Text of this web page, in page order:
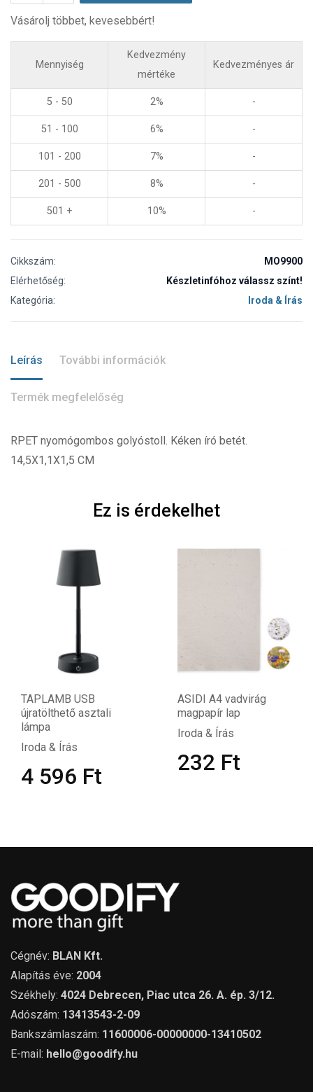
Vásárolj többet, kevesebbért!
Mennyiség
Kedvezmény
mértéke
Kedvezményes ár
5 - 50 2% -
51 - 100 6% -
101 - 200 7% -
201 - 500 8% -
501 + 10% -
Cikkszám:
MO9900
Elérhetőség:
Készletinfóhoz válassz színt!
Kategória:
Iroda & Írás
Leírás További információk
Termék megfelelőség
RPET nyomógombos golyóstoll. Kéken író betét.
14,5X1,1X1,5 CM
Ez is érdekelhet
TAPLAMB USB
újratölthető asztali
lámpa
Iroda & Írás
4 596 Ft
ASIDI A4 vadvirág
magpapír lap
Iroda & Írás
232 Ft
Cégnév: BLAN Kft.
Alapítás éve: 2004
Székhely: 4024 Debrecen, Piac utca 26. A. ép. 3/12.
Adószám: 13413543-2-09
Bankszámlaszám: 11600006-00000000-13410502
E-mail: hello@goodify.hu